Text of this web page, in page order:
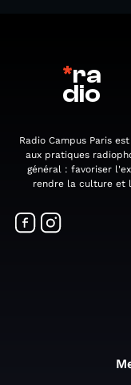
*ra
dio
Radio Campus Paris
aux pratiques
général : favoriser
rendre la culture et